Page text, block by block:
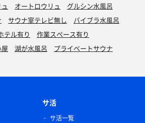
オートロウリュ
グルシン水風呂
サウナ室テレビ無し
バイブラ水風呂
テル有り
作業スペース有り
湖が水風呂 プライベートサウナ
サ活
サ活一覧